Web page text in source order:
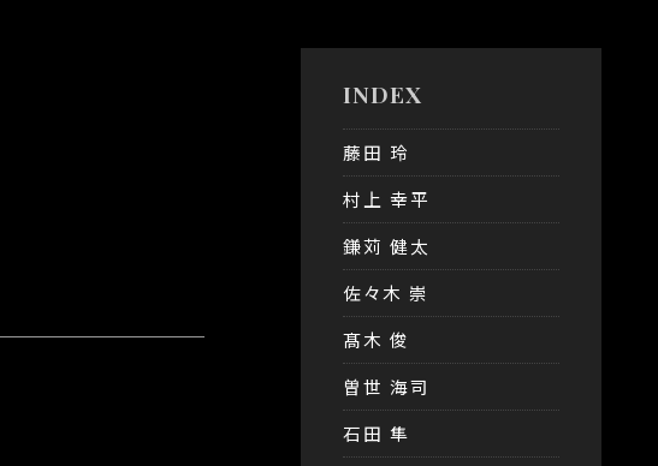
INDEX
藤田 玲
村上 幸平
鎌苅 健太
佐々木 崇
髙木 俊
曽世 海司
石田 隼